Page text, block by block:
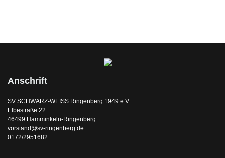
Anschrift
SV SCHWARZ-WEISS Ringenberg 1949 e.V.
Elbestraße 22
46499 Hamminkeln-Ringenberg
vorstand@sv-ringenberg.de
0172/2951682